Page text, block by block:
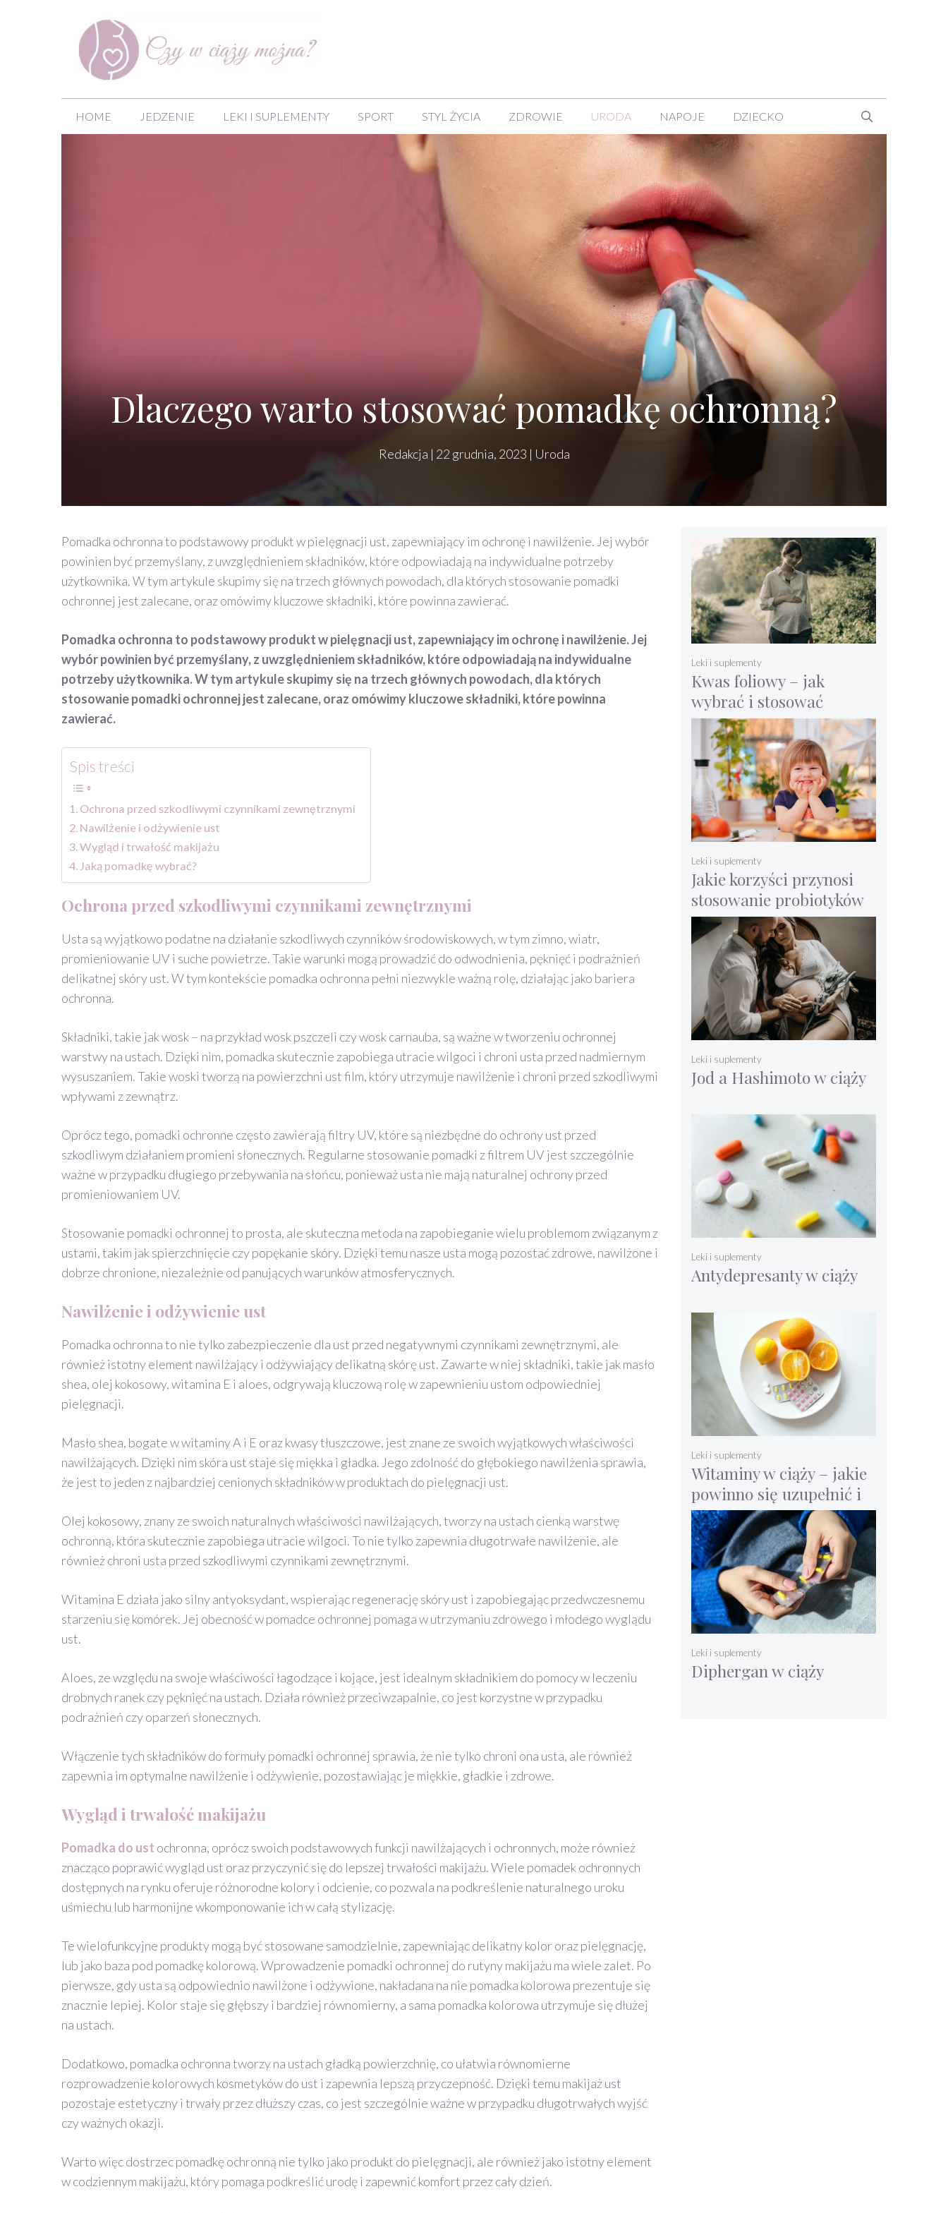
HOME JEDZENIE LEKI I SUPLEMENTY SPORT STYL ŻYCIA ZDROWIE URODA NAPOJE DZIECKO
Dlaczego warto stosować pomadkę ochronną?
Redakcja | 22 grudnia, 2023 | Uroda
Pomadka ochronna to podstawowy produkt w pielęgnacji ust, zapewniający im ochronę i nawilżenie. Jej wybór
powinien być przemyślany, z uwzględnieniem składników, które odpowiadają na indywidualne potrzeby
użytkownika. W tym artykule skupimy się na trzech głównych powodach, dla których stosowanie pomadki
ochronnej jest zalecane, oraz omówimy kluczowe składniki, które powinna zawierać.
Pomadka ochronna to podstawowy produkt w pielęgnacji ust, zapewniający im ochronę i nawilżenie. Jej
wybór powinien być przemyślany, z uwzględnieniem składników, które odpowiadają na indywidualne
potrzeby użytkownika. W tym artykule skupimy się na trzech głównych powodach, dla których
stosowanie pomadki ochronnej jest zalecane, oraz omówimy kluczowe składniki, które powinna
zawierać.
Spis treści
Ochrona przed szkodliwymi czynnikami zewnętrznymi
Nawilżenie i odżywienie ust
Wygląd i trwałość makijażu
Jaką pomadkę wybrać?
Ochrona przed szkodliwymi czynnikami zewnętrznymi
Usta są wyjątkowo podatne na działanie szkodliwych czynników środowiskowych, w tym zimno, wiatr,
promieniowanie UV i suche powietrze. Takie warunki mogą prowadzić do odwodnienia, pęknięć i podrażnień
delikatnej skóry ust. W tym kontekście pomadka ochronna pełni niezwykle ważną rolę, działając jako bariera
ochronna.
Składniki, takie jak wosk – na przykład wosk pszczeli czy wosk carnauba, są ważne w tworzeniu ochronnej
warstwy na ustach. Dzięki nim, pomadka skutecznie zapobiega utracie wilgoci i chroni usta przed nadmiernym
wysuszaniem. Takie woski tworzą na powierzchni ust film, który utrzymuje nawilżenie i chroni przed szkodliwymi
wpływami z zewnątrz.
Oprócz tego, pomadki ochronne często zawierają filtry UV, które są niezbędne do ochrony ust przed
szkodliwym działaniem promieni słonecznych. Regularne stosowanie pomadki z filtrem UV jest szczególnie
ważne w przypadku długiego przebywania na słońcu, ponieważ usta nie mają naturalnej ochrony przed
promieniowaniem UV.
Stosowanie pomadki ochronnej to prosta, ale skuteczna metoda na zapobieganie wielu problemom związanym z
ustami, takim jak spierzchnięcie czy popękanie skóry. Dzięki temu nasze usta mogą pozostać zdrowe, nawilżone i
dobrze chronione, niezależnie od panujących warunków atmosferycznych.
Nawilżenie i odżywienie ust
Pomadka ochronna to nie tylko zabezpieczenie dla ust przed negatywnymi czynnikami zewnętrznymi, ale
również istotny element nawilżający i odżywiający delikatną skórę ust. Zawarte w niej składniki, takie jak masło
shea, olej kokosowy, witamina E i aloes, odgrywają kluczową rolę w zapewnieniu ustom odpowiedniej
pielęgnacji.
Masło shea, bogate w witaminy A i E oraz kwasy tłuszczowe, jest znane ze swoich wyjątkowych właściwości
nawilżających. Dzięki nim skóra ust staje się miękka i gładka. Jego zdolność do głębokiego nawilżenia sprawia,
że jest to jeden z najbardziej cenionych składników w produktach do pielęgnacji ust.
Olej kokosowy, znany ze swoich naturalnych właściwości nawilżających, tworzy na ustach cienką warstwę
ochronną, która skutecznie zapobiega utracie wilgoci. To nie tylko zapewnia długotrwałe nawilżenie, ale
również chroni usta przed szkodliwymi czynnikami zewnętrznymi.
Witamina E działa jako silny antyoksydant, wspierając regenerację skóry ust i zapobiegając przedwczesnemu
starzeniu się komórek. Jej obecność w pomadce ochronnej pomaga w utrzymaniu zdrowego i młodego wyglądu
ust.
Aloes, ze względu na swoje właściwości łagodzące i kojące, jest idealnym składnikiem do pomocy w leczeniu
drobnych ranek czy pęknięć na ustach. Działa również przeciwzapalnie, co jest korzystne w przypadku
podrażnień czy oparzeń słonecznych.
Włączenie tych składników do formuły pomadki ochronnej sprawia, że nie tylko chroni ona usta, ale również
zapewnia im optymalne nawilżenie i odżywienie, pozostawiając je miękkie, gładkie i zdrowe.
Wygląd i trwałość makijażu
Pomadka do ust ochronna, oprócz swoich podstawowych funkcji nawilżających i ochronnych, może również
znacząco poprawić wygląd ust oraz przyczynić się do lepszej trwałości makijażu. Wiele pomadek ochronnych
dostępnych na rynku oferuje różnorodne kolory i odcienie, co pozwala na podkreślenie naturalnego uroku
uśmiechu lub harmonijne wkomponowanie ich w całą stylizację.
Te wielofunkcyjne produkty mogą być stosowane samodzielnie, zapewniając delikatny kolor oraz pielęgnację,
lub jako baza pod pomadkę kolorową. Wprowadzenie pomadki ochronnej do rutyny makijażu ma wiele zalet. Po
pierwsze, gdy usta są odpowiednio nawilżone i odżywione, nakładana na nie pomadka kolorowa prezentuje się
znacznie lepiej. Kolor staje się głębszy i bardziej równomierny, a sama pomadka kolorowa utrzymuje się dłużej
na ustach.
Dodatkowo, pomadka ochronna tworzy na ustach gładką powierzchnię, co ułatwia równomierne
rozprowadzenie kolorowych kosmetyków do ust i zapewnia lepszą przyczepność. Dzięki temu makijaż ust
pozostaje estetyczny i trwały przez dłuższy czas, co jest szczególnie ważne w przypadku długotrwałych wyjść
czy ważnych okazji.
Warto więc dostrzec pomadkę ochronną nie tylko jako produkt do pielęgnacji, ale również jako istotny element
w codziennym makijażu, który pomaga podkreślić urodę i zapewnić komfort przez cały dzień.
Kwas foliowy – jak
wybrać i stosować
witaminę B9
Leki i suplementy
Jakie korzyści przynosi
stosowanie probiotyków
u dzieci?
Leki i suplementy
Jod a Hashimoto w ciąży
Leki i suplementy
Antydepresanty w ciąży
Leki i suplementy
Witaminy w ciąży – jakie
powinno się uzupełnić i
suplementować?
Leki i suplementy
Diphergan w ciąży
Leki i suplementy